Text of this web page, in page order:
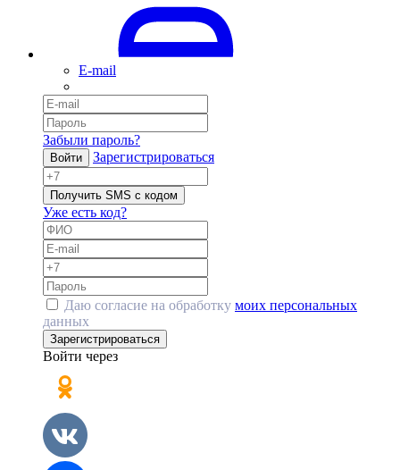
E-mail
Забыли пароль?
Войти Зарегистрироваться
Получить SMS с кодом
Уже есть код?
Даю согласие на обработку моих персональных
данных
Зарегистрироваться
Войти через